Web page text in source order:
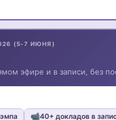
(5-7 ИЮНЯ)
эфире и в записи, без
📹40+ докладов в